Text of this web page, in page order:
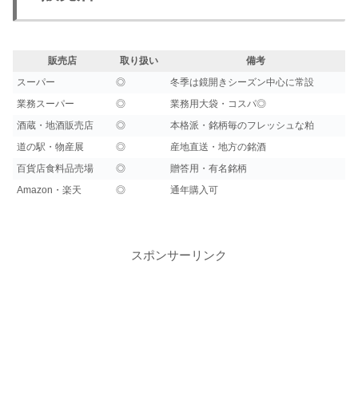
販売店 取り扱い
備考
スーパー
◎
冬季は鏡開きシーズン中心に常設
業務スーパー
◎
業務用大袋・コスパ◎
酒蔵・地酒販売店
◎
本格派・銘柄毎のフレッシュな粕
道の駅・物産展
◎
産地直送・地方の銘酒
百貨店食料品売場
◎
贈答用・有名銘柄
Amazon・楽天
◎ 通年購入可
スポンサーリンク